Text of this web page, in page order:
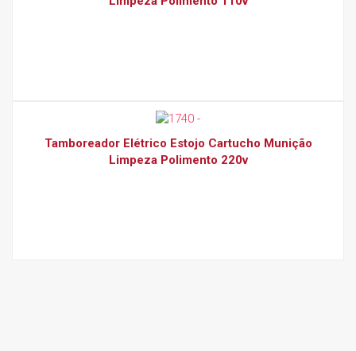
Tamboreador Elétrico Estojo Cartucho Munição
Limpeza Polimento 220v